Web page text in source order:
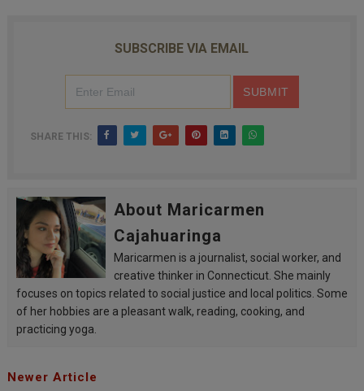
SUBSCRIBE VIA EMAIL
SHARE THIS:
About Maricarmen
Cajahuaringa
Maricarmen is a journalist, social worker, and
creative thinker in Connecticut. She mainly
focuses on topics related to social justice and local politics. Some
of her hobbies are a pleasant walk, reading, cooking, and
practicing yoga.
Newer Article